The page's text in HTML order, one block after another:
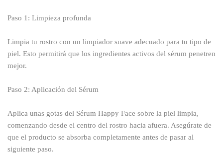
Paso 1: Limpieza profunda
Limpia tu rostro con un limpiador suave adecuado para tu tipo de
piel. Esto permitirá que los ingredientes activos del sérum penetren
mejor.
Paso 2: Aplicación del Sérum
Aplica unas gotas del Sérum Happy Face sobre la piel limpia,
comenzando desde el centro del rostro hacia afuera. Asegúrate de
que el producto se absorba completamente antes de pasar al
siguiente paso.